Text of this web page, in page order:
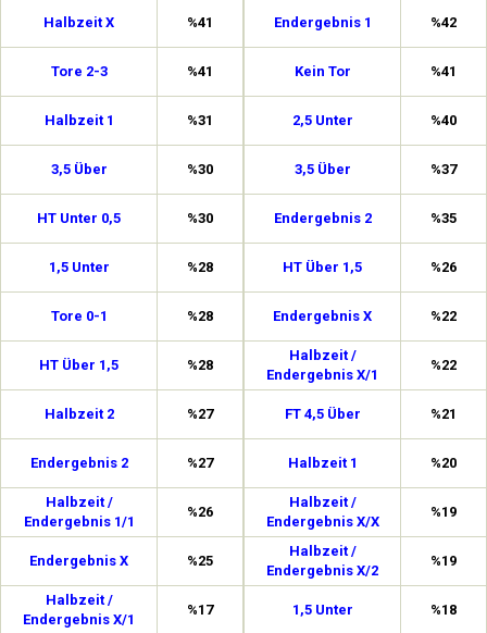
Halbzeit X %41
Tore 2-3 %41
Halbzeit 1 %31
3,5 Über %30
HT Unter 0,5 %30
1,5 Unter %28
Tore 0-1 %28
HT Über 1,5 %28
Halbzeit 2 %27
Endergebnis 2 %27
Halbzeit /
Endergebnis 1/1
%26
Endergebnis X %25
Halbzeit /
Endergebnis X/1
%17
Endergebnis 1 %42
Kein Tor %41
2,5 Unter %40
3,5 Über %37
Endergebnis 2 %35
HT Über 1,5 %26
Endergebnis X %22
Halbzeit /
Endergebnis X/1
%22
FT 4,5 Über %21
Halbzeit 1 %20
Halbzeit /
Endergebnis X/X
%19
Halbzeit /
Endergebnis X/2
%19
1,5 Unter %18